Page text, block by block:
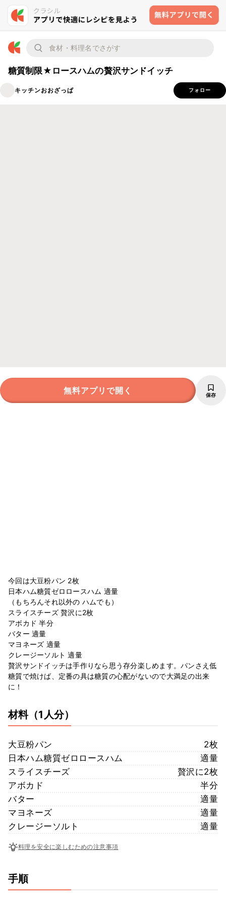
糖質制限★ロースハムの贅沢サンドイッチ
キッチンおおざっぱ フォロー
無料アプリで開く 保存
今回は大豆粉パン 2枚
日本ハム糖質ゼロロースハム 適量
（もちろんそれ以外の ハムでも）
スライスチーズ 贅沢に2枚
アボカド 半分
バター 適量
マヨネーズ 適量
クレージーソルト 適量
贅沢サンドイッチは手作りなら思う存分楽しめます。パンさえ低
糖質で焼けば、定番の具は糖質の心配がないので大満足の出来
に！
材料（1人分）
大豆粉パン
2枚
日本ハム糖質ゼロロースハム
適量
スライスチーズ
贅沢に2枚
アボカド
半分
バター
適量
マヨネーズ
適量
クレージーソルト
適量
料理を安全に楽しむための注意事項
手順